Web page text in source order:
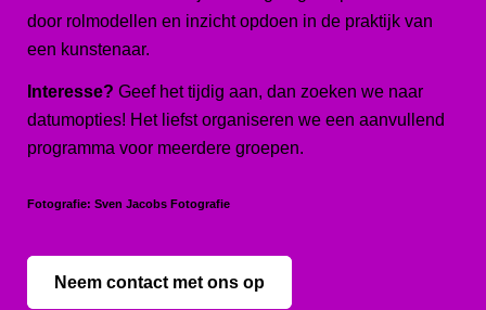
door rolmodellen en inzicht opdoen in de praktijk van
een kunstenaar.
Interesse? Geef het tijdig aan, dan zoeken we naar
datumopties! Het liefst organiseren we een aanvullend
programma voor meerdere groepen.
Fotografie: Sven Jacobs Fotografie
Neem contact met ons op